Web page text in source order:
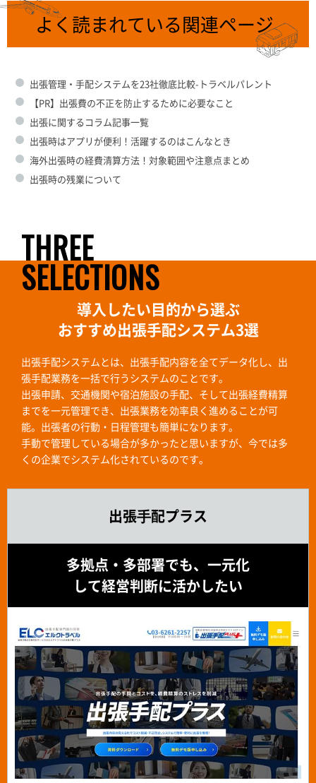
よく読まれている関連ページ
出張管理・手配システムを23社徹底比較-トラベルパレント
【PR】出張費の不正を防止するために必要なこと
出張に関するコラム記事一覧
出張時はアプリが便利！活躍するのはこんなとき
海外出張時の経費清算方法！対象範囲や注意点まとめ
出張時の残業について
THREE
SELECTIONS
導入したい目的から選ぶ
おすすめ出張手配システム3選
出張手配システムとは、出張手配内容を全てデータ化し、出
張手配業務を一括で行うシステムのことです。
出張申請、交通機関や宿泊施設の手配、そして出張経費精算
までを一元管理でき、出張業務を効率良く進めることが可
能。出張者の行動・日程管理も簡単になります。
手動で管理している場合が多かったと思いますが、今では多
くの企業でシステム化されているのです。
出張⼿配プラス
多拠点・多部署でも、一元化
して経営判断に活かしたい